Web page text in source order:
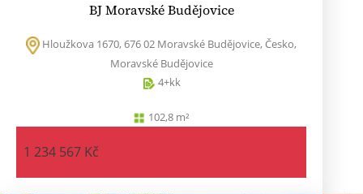
BJ Moravské Budějovice
Hloužkova 1670, 676 02 Moravské Budějovice, Česko,
Moravské Budějovice
4+kk
102,8 m²
1 234 567 Kč